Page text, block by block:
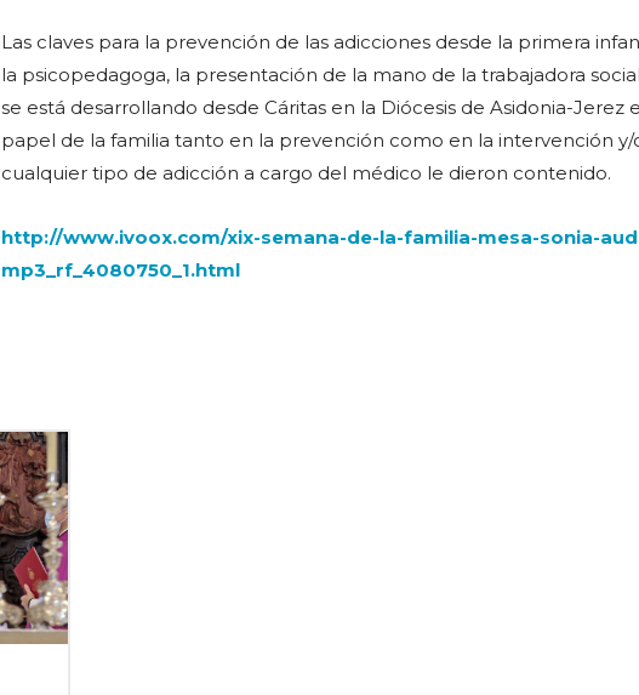
Las claves para la prevención de las adicciones desde la primera
la psicopedagoga, la presentación de la mano de la trabajadora
se está desarrollando desde Cáritas en la Diócesis de Asidonia-Jerez
papel de la familia tanto en la prevención como en la intervención
cualquier tipo de adicción a cargo del médico le dieron contenido.
http://www.ivoox.com/xix-semana-de-la-familia-mesa-sonia-
mp3_rf_4080750_1.html